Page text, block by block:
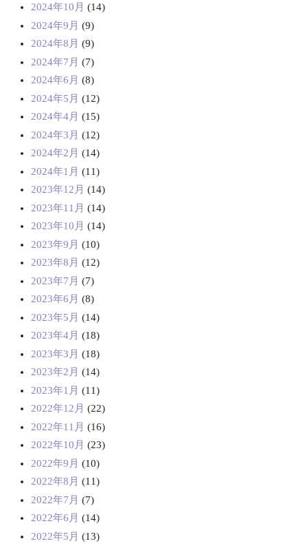
2024年10月 (14)
2024年9月 (9)
2024年8月 (9)
2024年7月 (7)
2024年6月 (8)
2024年5月 (12)
2024年4月 (15)
2024年3月 (12)
2024年2月 (14)
2024年1月 (11)
2023年12月 (14)
2023年11月 (14)
2023年10月 (14)
2023年9月 (10)
2023年8月 (12)
2023年7月 (7)
2023年6月 (8)
2023年5月 (14)
2023年4月 (18)
2023年3月 (18)
2023年2月 (14)
2023年1月 (11)
2022年12月 (22)
2022年11月 (16)
2022年10月 (23)
2022年9月 (10)
2022年8月 (11)
2022年7月 (7)
2022年6月 (14)
2022年5月 (13)